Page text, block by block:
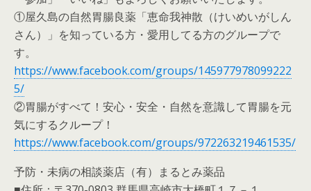
①屋久島の自然胃腸良薬「恵命我神散（けいめいがしん
さん）」を知っている方・愛用してる方のグループで
す。
https://www.facebook.com/groups/145977978099222
5/
②胃腸がすべて！安心・安全・自然を意識して胃腸を元
気にするクループ！
https://www.facebook.com/groups/972263219461535/
予防・未病の相談薬店（有）まるとみ薬品